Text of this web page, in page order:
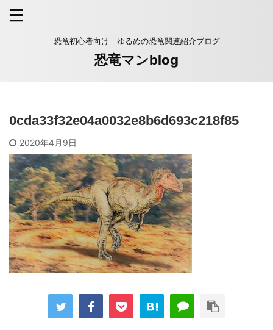
恐竜初心者向け ゆるめの恐竜関連紹介ブログ
恐竜マンblog
0cda33f32e04a0032e8b6d693c218f85
2020年4月9日